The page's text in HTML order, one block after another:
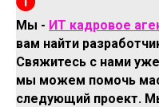
Мы - ИТ кадровое
вам найти
Свяжитесь с нами
мы можем помочь
следующий проект.